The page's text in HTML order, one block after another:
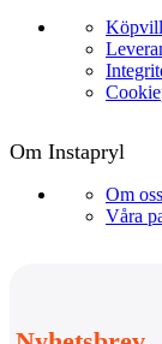
Om Instapryl
Om oss
Våra